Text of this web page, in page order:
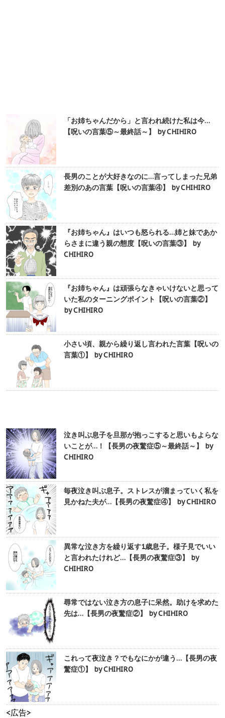
「お姉ちゃんだから」と言われ続けた私は今…
【呪いの言葉⑤～最終話～】 by CHIHIRO
長男のことが大好きなのに…言ってしまった兄弟
差別のあの言葉【呪いの言葉④】 by CHIHIRO
『お姉ちゃん』はいつも怒られる…姉と妹であか
らさまに違う親の態度【呪いの言葉③】 by
CHIHIRO
『お姉ちゃん』は頑張らなきゃいけないと思って
いた私のターニングポイント【呪いの言葉②】
by CHIHIRO
小さい頃、親から繰り返し言われた言葉【呪いの
言葉①】 by CHIHIRO
泣き叫ぶ息子を旦那が抱っこすると思いもよらな
いことが…！【長男の夜驚症⑤～最終話～】 by
CHIHIRO
毎夜泣き叫ぶ息子。ストレスが溜まっていく私を
見かねた夫が…【長男の夜驚症④】 by CHIHIRO
異常な泣き方を繰り返す1歳息子。様子見でいい
と言われたけれど…【長男の夜驚症③】 by
CHIHIRO
尋常ではない泣き方の息子に呆然。助けを求めた
先は…【長男の夜驚症②】 by CHIHIRO
これって夜泣き？でもなにかが違う…【長男の夜
驚症①】 by CHIHIRO
<広告>